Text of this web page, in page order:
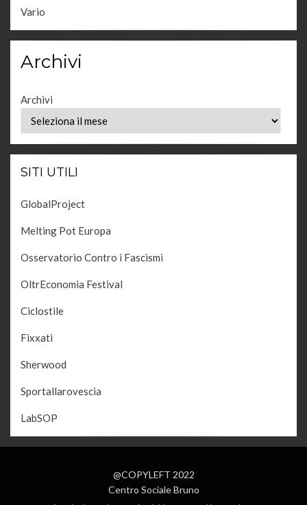
Vario
Archivi
Archivi
SITI UTILI
GlobalProject
Melting Pot Europa
Osservatorio Contro i Fascismi
OltrEconomia Festival
Ciclostile
Fixxati
Sherwood
Sportallarovescia
LabSOP
@COPYLEFT 2022
Centro Sociale Bruno